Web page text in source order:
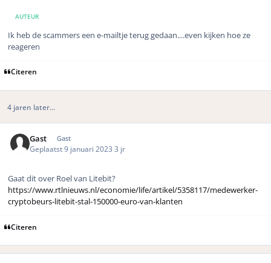
AUTEUR
Ik heb de scammers een e-mailtje terug gedaan....even kijken hoe ze
reageren
Citeren
4 jaren later...
Gast Gast
Geplaatst9 januari 2023 3 jr
Gaat dit over Roel van Litebit?
https://www.rtlnieuws.nl/economie/life/artikel/5358117/medewerker-
cryptobeurs-litebit-stal-150000-euro-van-klanten
Citeren